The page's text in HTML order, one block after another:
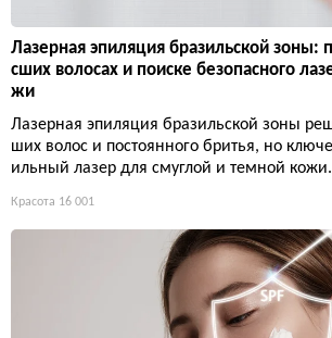
Лазерная эпиляция бразильской зоны:
сших волосах и поиске безопасного
жи
Лазерная эпиляция бразильской зоны
ших волос и постоянного бритья, но
ильный лазер для смуглой и темной кожи.
Красота 16 001